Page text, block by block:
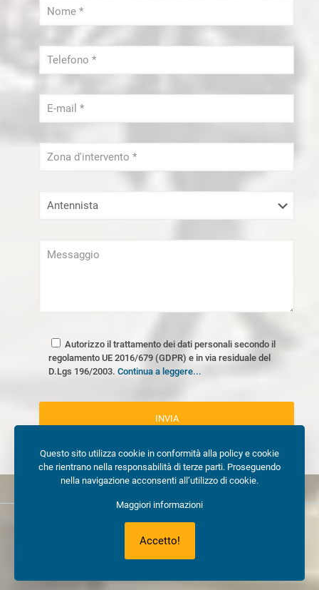
Sgombero Milano
Tapparellista Milano
Autorizzo il trattamento dei dati personali secondo il
regolamento UE 2016/679 (GDPR) e in via residuale del
D.Lgs 196/2003. Continua a leggere...
Agenzia web Milano
Questo sito utilizza cookie in conformità alla policy e cookie
che rientrano nella responsabilità di terze parti. Proseguendo
nella navigazione acconsenti all’utilizzo di cookie.
Maggiori informazioni
Accetto!